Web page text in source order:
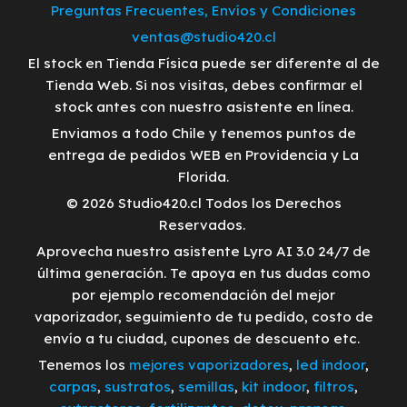
Preguntas Frecuentes, Envíos y Condiciones
ventas@studio420.cl
El stock en Tienda Física puede ser diferente al de
Tienda Web. Si nos visitas, debes confirmar el
stock antes con nuestro asistente en línea.
Enviamos a todo Chile y tenemos puntos de
entrega de pedidos WEB en Providencia y La
Florida.
© 2026 Studio420.cl Todos los Derechos
Reservados.
Aprovecha nuestro asistente Lyro AI 3.0 24/7 de
última generación. Te apoya en tus dudas como
por ejemplo recomendación del mejor
vaporizador, seguimiento de tu pedido, costo de
envío a tu ciudad, cupones de descuento etc.
Tenemos los mejores vaporizadores, led indoor,
carpas, sustratos, semillas, kit indoor, filtros,